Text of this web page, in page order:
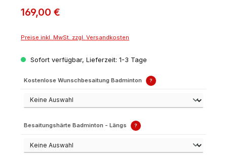
169,00 €
Preise inkl. MwSt. zzgl. Versandkosten
Sofort verfügbar, Lieferzeit: 1-3 Tage
Kostenlose Wunschbesaitung Badminton ?
Besaitungshärte Badminton - Längs ?